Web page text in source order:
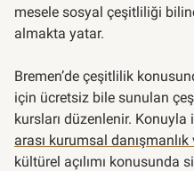
mesele sosyal çeşitliliği
almakta yatar.
Bremen’de çeşitlilik
için ücretsiz bile sunulan
kursları düzenlenir. Konuyla
arası kurumsal
kültürel açılımı konusunda